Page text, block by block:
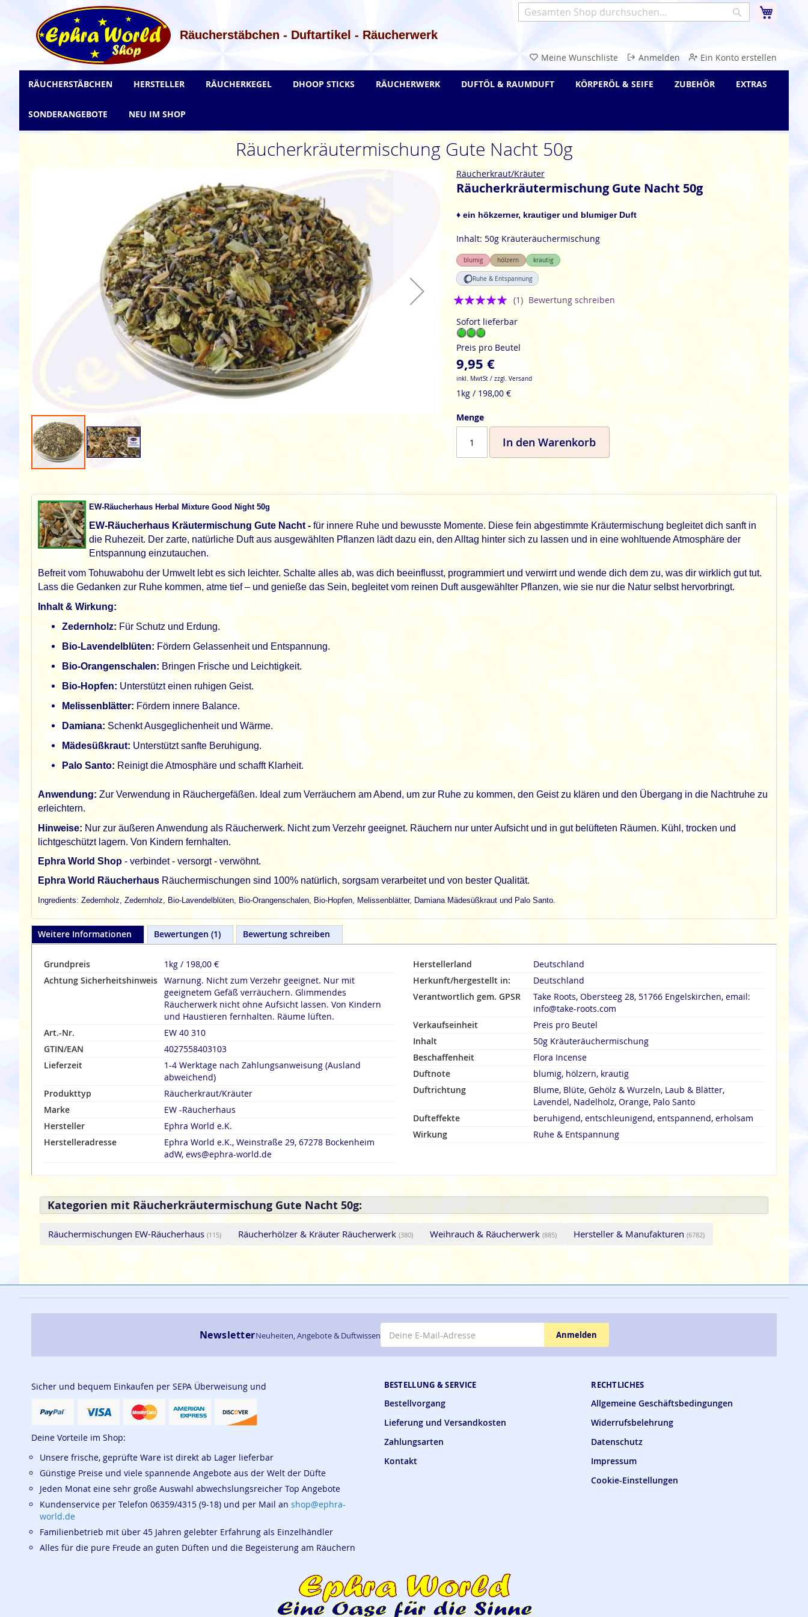
Suche
Räucherstäbchen - Duftartikel - Räucherwerk
Meine Wunschliste Anmelden Ein Konto erstellen
Inhalt
springen
Räucherkräutermischung Gute Nacht 50g
der
Bildgalerie
springen
Räucherkraut/Kräuter
Räucherkräutermischung Gute Nacht 50g
♦ein hökzerner, krautiger und blumiger Duft
Inhalt: 50g Kräuteräuchermischung
blumig hölzern krautig
Ruhe & Entspannung
Bewertung:
(1) Bewertung schreiben
Sofort lieferbar
Preis pro Beutel
9,95 €
inkl. MwtSt / zzgl. Versand
1kg / 198,00 €
Menge
In den Warenkorb
EW-Räucherhaus Herbal Mixture Good Night 50g
EW-Räucherhaus Kräutermischung Gute Nacht - für innere Ruhe und bewusste Momente. Diese fein abgestimmte Kräutermischung begleitet dich sanft in
die Ruhezeit. Der zarte, natürliche Duft aus ausgewählten Pflanzen lädt dazu ein, den Alltag hinter sich zu lassen und in eine wohltuende Atmosphäre der
Entspannung einzutauchen.
Befreit vom Tohuwabohu der Umwelt lebt es sich leichter. Schalte alles ab, was dich beeinflusst, programmiert und verwirrt und wende dich dem zu, was dir wirklich gut tut.
Lass die Gedanken zur Ruhe kommen, atme tief – und genieße das Sein, begleitet vom reinen Duft ausgewählter Pflanzen, wie sie nur die Natur selbst hervorbringt.
Inhalt & Wirkung:
Zedernholz: Für Schutz und Erdung.
Bio-Lavendelblüten: Fördern Gelassenheit und Entspannung.
Bio-Orangenschalen: Bringen Frische und Leichtigkeit.
Bio-Hopfen: Unterstützt einen ruhigen Geist.
Melissenblätter: Fördern innere Balance.
Damiana: Schenkt Ausgeglichenheit und Wärme.
Mädesüßkraut: Unterstützt sanfte Beruhigung.
Palo Santo: Reinigt die Atmosphäre und schafft Klarheit.
Anwendung: Zur Verwendung in Räuchergefäßen. Ideal zum Verräuchern am Abend, um zur Ruhe zu kommen, den Geist zu klären und den Übergang in die Nachtruhe zu
erleichtern.
Hinweise: Nur zur äußeren Anwendung als Räucherwerk. Nicht zum Verzehr geeignet. Räuchern nur unter Aufsicht und in gut belüfteten Räumen. Kühl, trocken und
lichtgeschützt lagern. Von Kindern fernhalten.
Ephra World Shop - verbindet - versorgt - verwöhnt.
Ephra World Räucherhaus Räuchermischungen sind 100% natürlich, sorgsam verarbeitet und von bester Qualität.
Ingredients: Zedernholz, Zedernholz, Bio-Lavendelblüten, Bio-Orangenschalen, Bio-Hopfen, Melissenblätter, Damiana Mädesüßkraut und Palo Santo.
Weitere Informationen
Grundpreis
1kg / 198,00 €
Achtung Sicherheitshinweis Warnung. Nicht zum Verzehr geeignet. Nur mit
geeignetem Gefäß verräuchern. Glimmendes
Räucherwerk nicht ohne Aufsicht lassen. Von Kindern
und Haustieren fernhalten. Räume lüften.
Art.-Nr.
EW 40 310
GTIN/EAN
4027558403103
Lieferzeit
1-4 Werktage nach Zahlungsanweisung (Ausland
abweichend)
Produkttyp
Räucherkraut/Kräuter
Marke
EW -Räucherhaus
Hersteller
Ephra World e.K.
Herstelleradresse
Ephra World e.K., Weinstraße 29, 67278 Bockenheim
adW, ews@ephra-world.de
Herstellerland
Deutschland
Herkunft/hergestellt in:
Deutschland
Verantwortlich gem. GPSR
Take Roots, Obersteeg 28, 51766 Engelskirchen, email:
info@take-roots.com
Verkaufseinheit
Preis pro Beutel
Inhalt
50g Kräuteräuchermischung
Beschaffenheit
Flora Incense
Duftnote
blumig, hölzern, krautig
Duftrichtung
Blume, Blüte, Gehölz & Wurzeln, Laub & Blätter,
Lavendel, Nadelholz, Orange, Palo Santo
Dufteffekte
beruhigend, entschleunigend, entspannend, erholsam
Wirkung
Ruhe & Entspannung
Bewertungen 1 Bewertung schreiben
Kategorien mit Räucherkräutermischung Gute Nacht 50g:
Räuchermischungen EW-Räucherhaus (115) Räucherhölzer & Kräuter Räucherwerk (380) Weihrauch & Räucherwerk (885) Hersteller & Manufakturen (6782)
RÄUCHERSTÄBCHEN HERSTELLER RÄUCHERKEGEL DHOOP STICKS RÄUCHERWERK DUFTÖL & RAUMDUFT KÖRPERÖL & SEIFE ZUBEHÖR EXTRAS
SONDERANGEBOTE NEU IM SHOP
BESTELLUNG & SERVICE
Bestellvorgang
Lieferung und Versandkosten
Zahlungsarten
Kontakt
RECHTLICHES
Allgemeine Geschäftsbedingungen
Widerrufsbelehrung
Datenschutz
Impressum
Cookie-Einstellungen
NewsletterNeuheiten, Angebote & Duftwissen
E-Mail-Adresse
Anmelden
Sicher und bequem Einkaufen per SEPA Überweisung und
Deine Vorteile im Shop:
Unsere frische, geprüfte Ware ist direkt ab Lager lieferbar
Günstige Preise und viele spannende Angebote aus der Welt der Düfte
Jeden Monat eine sehr große Auswahl abwechslungsreicher Top Angebote
Kundenservice per Telefon 06359/4315 (9-18) und per Mail an shop@ephra-
world.de
Familienbetrieb mit über 45 Jahren gelebter Erfahrung als Einzelhändler
Alles für die pure Freude an guten Düften und die Begeisterung am Räuchern